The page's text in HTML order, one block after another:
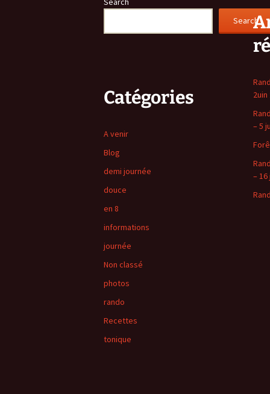
Search
2uin
– 5
– 16
Catégories
A venir
Blog
demi journée
douce
en 8
informations
journée
Non classé
photos
rando
Recettes
tonique